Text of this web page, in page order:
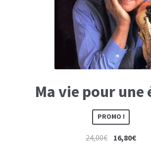
Ma vie pour une
PROMO !
24,00€ Le16,80€Le